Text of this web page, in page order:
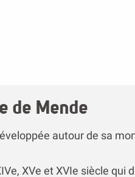
de Mende
autour de sa
XVe et XVIe siècle qui